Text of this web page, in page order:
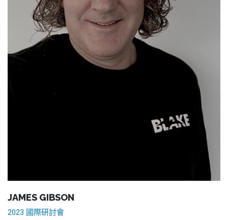
JAMES GIBSON
2023 國際研討會